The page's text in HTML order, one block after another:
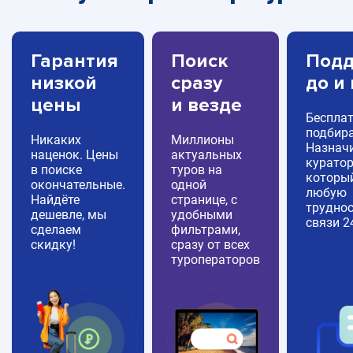
Гарантия
низкой
цены
Никаких
наценок. Цены
в поиске
окончательные.
Найдёте
дешевле, мы
сделаем
скидку!
Поиск
сразу
и везде
Миллионы
актуальных
туров на
одной
странице, с
удобными
фильтрами,
сразу от всех
туроператоров
до и
любую
связи